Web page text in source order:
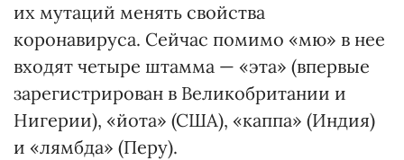
их мутаций менять свойства
коронавируса. Сейчас помимо «мю» в нее
входят четыре штамма — «эта» (впервые
зарегистрирован в Великобритании и
Нигерии), «йота» (США), «каппа» (Индия)
и «лямбда» (Перу).